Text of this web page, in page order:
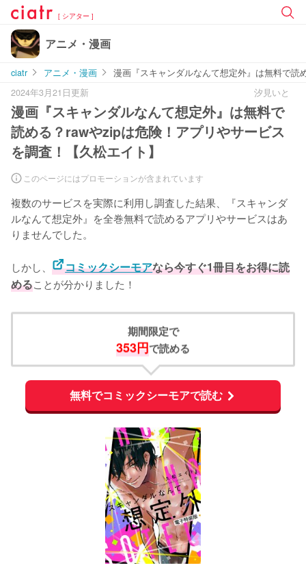
[ シアター ]
アニメ・漫画
ciatr アニメ・漫画
漫画『スキャンダルなんて想定外』は無料で読
2024年3月21日更新
汐見いと
漫画『スキャンダルなんて想定外』は無料で
読める？rawやzipは危険！アプリやサービス
を調査！【久松エイト】
このページにはプロモーションが含まれています
複数のサービスを実際に利用し調査した結果、『スキャンダ
ルなんて想定外』を全巻無料で読めるアプリやサービスはあ
りませんでした。
しかし、 コミックシーモアなら今すぐ1冊目をお得に読
めることが分かりました！
期間限定で
353円で読める
無料でコミックシーモアで読む